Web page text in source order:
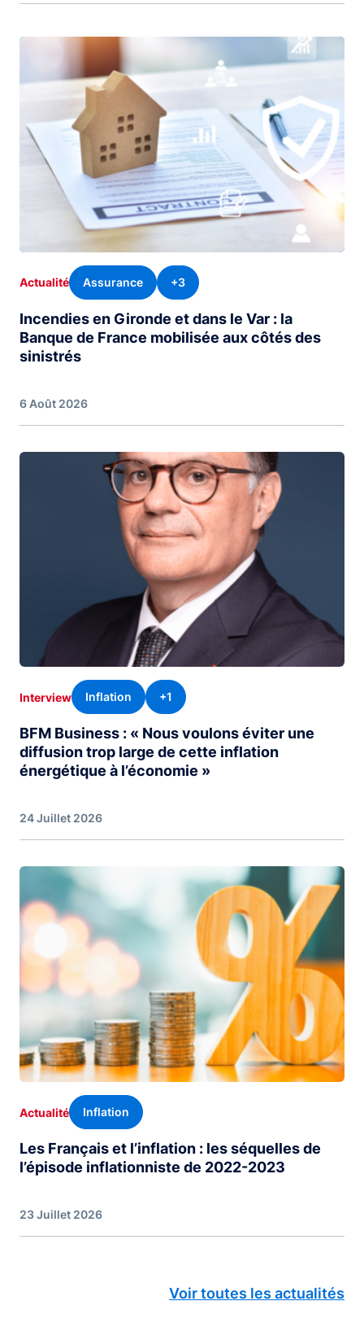
Actualité Assurance +3
Incendies en Gironde et dans le Var : la
Banque de France mobilisée aux côtés des
sinistrés
6 Août 2026
Image
Interview Inflation +1
BFM Business : « Nous voulons éviter une
diffusion trop large de cette inflation
énergétique à l’économie »
24 Juillet 2026
Image
Actualité Inflation
Les Français et l’inflation : les séquelles de
l’épisode inflationniste de 2022-2023
23 Juillet 2026
Voir toutes les actualités